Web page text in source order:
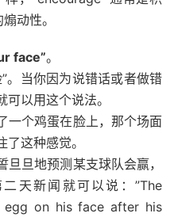
动性。
face”。
。当你因为说错话或者做错
以用这个说法。
一个鸡蛋在脸上，那个场面
这种感觉。
旦地预测某支球队会赢，
天新闻就可以说：”The
on his face after his